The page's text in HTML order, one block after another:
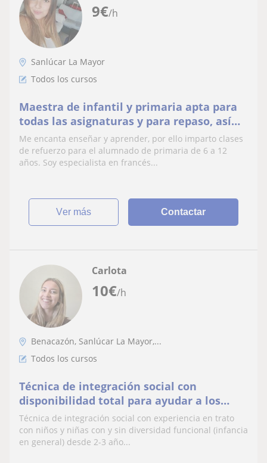
9€/h
Sanlúcar La Mayor
Todos los cursos
Maestra de infantil y primaria apta para
todas las asignaturas y para repaso, así
como especialista en francés
Me encanta enseñar y aprender, por ello imparto clases
de refuerzo para el alumnado de primaria de 6 a 12
años. Soy especialista en francés...
ver más Contactar
10€/h
Carlota
Benacazón, Sanlúcar La Mayor,...
Todos los cursos
Técnica de integración social con
disponibilidad total para ayudar a los
niños y niñas que lo necesiten :)
Técnica de integración social con experiencia en trato
con niños y niñas con y sin diversidad funcional (infancia
en general) desde 2-3 año...